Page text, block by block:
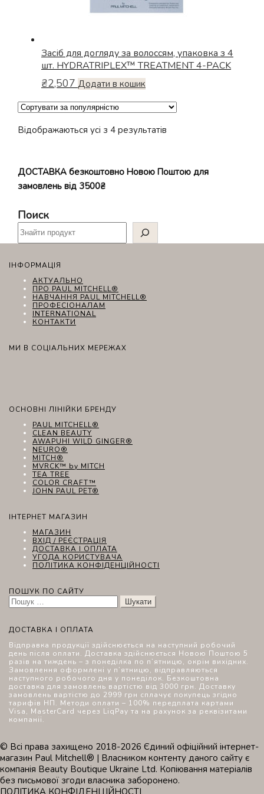
Засіб для догляду за волоссям, упаковка з 4
шт. HYDRATRIPLEX™ TREATMENT 4-PACK
₴2,507 Додати в кошик
Відображаються усі з 4 результатів
ДОСТАВКА безкоштовно Новою Поштою для
замовлень від 3500₴
Поиск
ІНФОРМАЦІЯ
АКТУАЛЬНО
ПРО PAUL MITCHELL®
НАВЧАННЯ PAUL MITCHELL®
ПРОФЕСІОНАЛАМ
INTERNATIONAL
КОНТАКТИ
МИ В СОЦІАЛЬНИХ МЕРЕЖАХ
ОСНОВНІ ЛІНІЙКИ БРЕНДУ
PAUL MITCHELL®
CLEAN BEAUTY
AWAPUHI WILD GINGER®
NEURO®
MITCH®
MVRCK™ by MITCH
TEA TREE
COLOR CRAFT™
JOHN PAUL PET®
ІНТЕРНЕТ МАГАЗИН
МАГАЗИН
ВХІД / РЕЄСТРАЦІЯ
ДОСТАВКА І ОПЛАТА
УГОДА КОРИСТУВАЧА
ПОЛІТИКА КОНФІДЕНЦІЙНОСТІ
ПОШУК ПО САЙТУ
Пошук:
ДОСТАВКА І ОПЛАТА
Відправка продукції здійснюється на наступний робочий
день після оплати. Доставка здійснюється Новою Поштою 5
разів на тиждень – з понеділка по п’ятницю, окрім вихідних.
Замовлення оформлені у п’ятницю, відправляються
наступного робочого дня у понеділок. Безкоштовна
доставка для замовлень вартістю від 3000 грн. Доставку
замовлень вартістю до 2999 грн сплачує покупець згідно
тарифів НП. Методи оплати – 100% передплата картами
Visa, MasterCard через LiqPay та на рахунок за реквізитами
компанії.
© Всі права захищено 2018-2026 Єдиний офіційний інтернет-
магазин Paul Mitchell® | Власником контенту даного сайту є
компанія Beauty Boutique Ukraine Ltd. Копіювання матеріалів
без письмової згоди власника заборонено.
ПОЛІТИКА КОНФІДЕНЦІЙНОСТІ